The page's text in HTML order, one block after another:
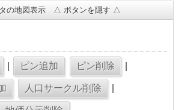
の地図表示 △ ボタンを隠す △